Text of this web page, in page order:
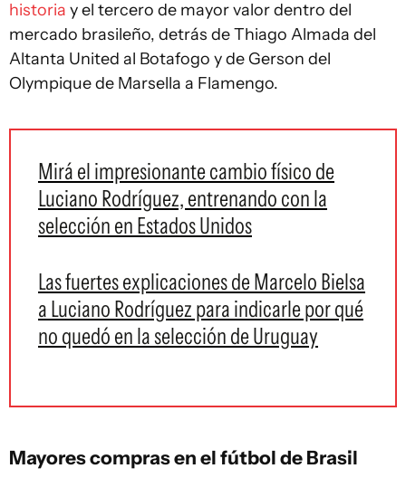
historia y el tercero de mayor valor dentro del
mercado brasileño, detrás de Thiago Almada del
Altanta United al Botafogo y de Gerson del
Olympique de Marsella a Flamengo.
Mirá el impresionante cambio físico de
Luciano Rodríguez, entrenando con la
selección en Estados Unidos
Las fuertes explicaciones de Marcelo Bielsa
a Luciano Rodríguez para indicarle por qué
no quedó en la selección de Uruguay
Mayores compras en el fútbol de Brasil